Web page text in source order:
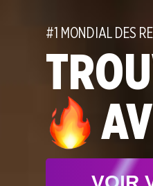
#1 MONDIAL DES
1
2
3
0